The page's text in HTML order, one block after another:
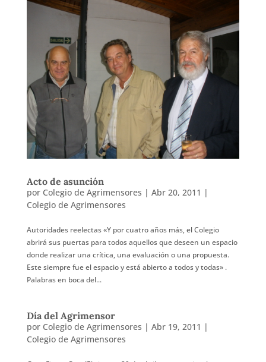
Acto de asunción
por Colegio de Agrimensores | Abr 20, 2011 |
Colegio de Agrimensores
Autoridades reelectas «Y por cuatro años más, el Colegio
abrirá sus puertas para todos aquellos que deseen un espacio
donde realizar una crítica, una evaluación o una propuesta.
Este siempre fue el espacio y está abierto a todos y todas» .
Palabras en boca del...
Día del Agrimensor
por Colegio de Agrimensores | Abr 19, 2011 |
Colegio de Agrimensores